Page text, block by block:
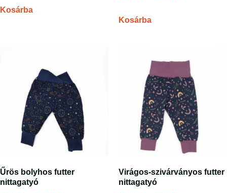
Kosárba
Kosárba
Űrös bolyhos futter
nittagatyó
Virágos-szivárványos futter
nittagatyó